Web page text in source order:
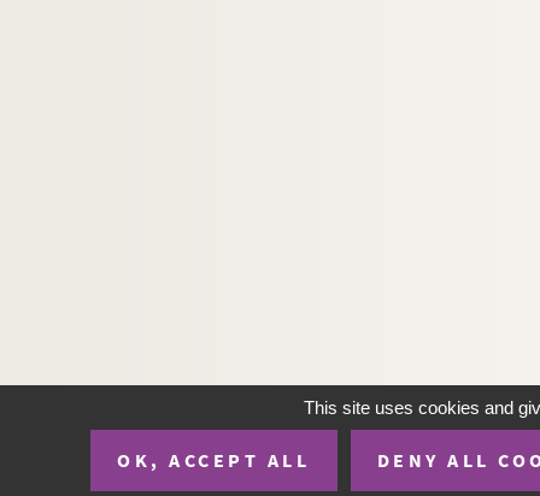
This site uses cookies and
OK, ACCEPT ALL DENY ALL